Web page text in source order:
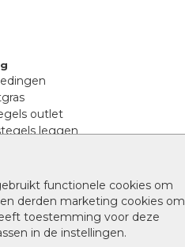
functionele cookies om
derden marketing cookies om
toestemming voor deze
in de instellingen.
outlet
leggen
betonstenen
onderhouden
voor betonstenen
betontegels en keramische